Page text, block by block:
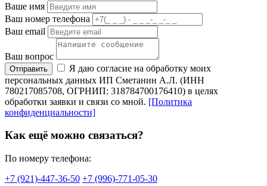
Ваше имя
Ваш номер телефона
Ваш email
Ваш вопрос
Отправить
Я даю согласие на обработку моих
персональных данных ИП Сметанин А.Л. (ИНН
780217085708, ОГРНИП: 318784700176410) в целях
обработки заявки и связи со мной. [Политика
конфиденциальности]
Как ещё можно связаться?
По номеру телефона:
+7 (921)-447-36-50 +7 (996)-771-05-30